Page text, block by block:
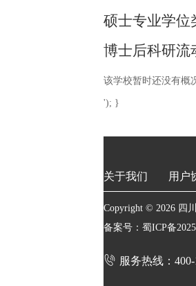
硕士专业学位
博士后科研流
该学校暂时还没有概
'); }
关于我们 用户
Copyright © 2026 四
备案号：蜀ICP备
 服务热线：400-